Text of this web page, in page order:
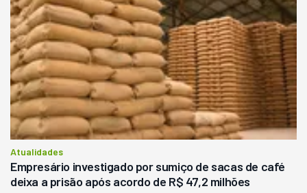
Atualidades
Empresário investigado por sumiço de sacas de café
deixa a prisão após acordo de R$ 47,2 milhões